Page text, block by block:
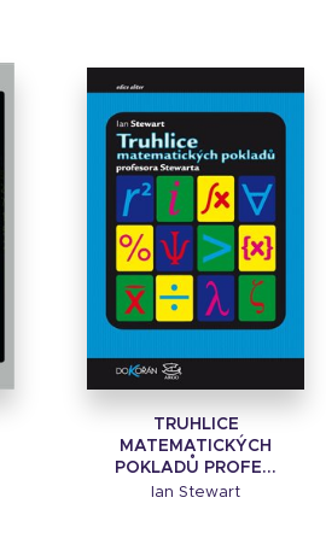
TRUHLICE
MATEMATICKÝCH
POKLADŮ PROFE...
Ian Stewart